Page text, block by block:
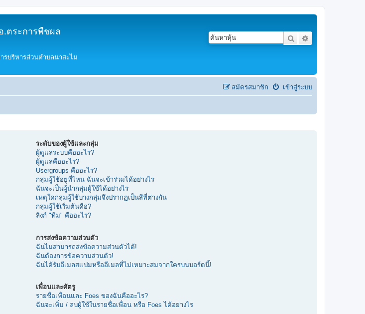
.ตระการพืชผล
รบริหารส่วนตำบลนาสะไม
ค้นหา
เข้าสู่ระบบ
สมัครสมาชิก
ระดับของผู้ใช้และกลุ่ม
ผู้ดูแลระบบคืออะไร?
ผู้ดูแลคืออะไร?
Usergroups คืออะไร?
กลุ่มผู้ใช้อยู่ที่ไหน ฉันจะเข้าร่วมได้อย่างไร
ฉันจะเป็นผู้นำกลุ่มผู้ใช้ได้อย่างไร
เหตุใดกลุ่มผู้ใช้บางกลุ่มจึงปรากฏเป็นสีที่ต่างกัน
กลุ่มผู้ใช้เริ่มต้นคือ?
ลิงก์ "ทีม" คืออะไร?
การส่งข้อความส่วนตัว
ฉันไม่สามารถส่งข้อความส่วนตัวได้!
ฉันต้องการข้อความส่วนตัว!
ฉันได้รับอีเมลสแปมหรืออีเมลที่ไม่เหมาะสมจากใครบนบอร์ดนี้!
เพื่อนและศัตรู
รายชื่อเพื่อนและ Foes ของฉันคืออะไร?
ฉันจะเพิ่ม / ลบผู้ใช้ในรายชื่อเพื่อน หรือ Foes ได้อย่างไร